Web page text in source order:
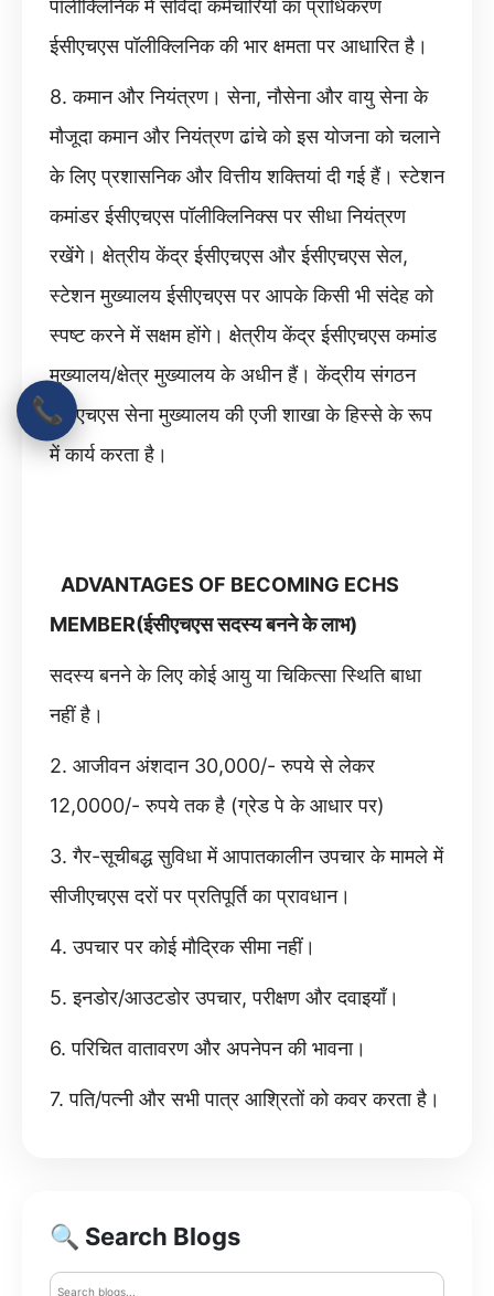
पॉलीक्लिनिक में संविदा कर्मचारियों का प्राधिकरण
ईसीएचएस पॉलीक्लिनिक की भार क्षमता पर आधारित है।
8. कमान और नियंत्रण। सेना, नौसेना और वायु सेना के
मौजूदा कमान और नियंत्रण ढांचे को इस योजना को चलाने
के लिए प्रशासनिक और वित्तीय शक्तियां दी गई हैं। स्टेशन
कमांडर ईसीएचएस पॉलीक्लिनिक्स पर सीधा नियंत्रण
रखेंगे। क्षेत्रीय केंद्र ईसीएचएस और ईसीएचएस सेल,
स्टेशन मुख्यालय ईसीएचएस पर आपके किसी भी संदेह को
स्पष्ट करने में सक्षम होंगे। क्षेत्रीय केंद्र ईसीएचएस कमांड
मुख्यालय/क्षेत्र मुख्यालय के अधीन हैं। केंद्रीय संगठन
ईसीएचएस सेना मुख्यालय की एजी शाखा के हिस्से के रूप
में कार्य करता है।
ADVANTAGES OF BECOMING ECHS
MEMBER(ईसीएचएस सदस्य बनने के लाभ)
सदस्य बनने के लिए कोई आयु या चिकित्सा स्थिति बाधा
नहीं है।
2. आजीवन अंशदान 30,000/- रुपये से लेकर
12,0000/- रुपये तक है (ग्रेड पे के आधार पर)
3. गैर-सूचीबद्ध सुविधा में आपातकालीन उपचार के मामले में
सीजीएचएस दरों पर प्रतिपूर्ति का प्रावधान।
4. उपचार पर कोई मौद्रिक सीमा नहीं।
5. इनडोर/आउटडोर उपचार, परीक्षण और दवाइयाँ।
6. परिचित वातावरण और अपनेपन की भावना।
7. पति/पत्नी और सभी पात्र आश्रितों को कवर करता है।
🔍 Search Blogs
📞